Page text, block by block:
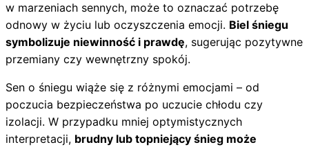
w marzeniach sennych, może to oznaczać potrzebę
odnowy w życiu lub oczyszczenia emocji. Biel śniegu
symbolizuje niewinność i prawdę, sugerując pozytywne
przemiany czy wewnętrzny spokój.
Sen o śniegu wiąże się z różnymi emocjami – od
poczucia bezpieczeństwa po uczucie chłodu czy
izolacji. W przypadku mniej optymistycznych
interpretacji, brudny lub topniejący śnieg może